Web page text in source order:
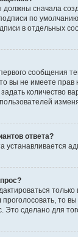
сначала
по
в отдельных
сообщения
вы не имеете
количество
ответа?
то
Это сделано для